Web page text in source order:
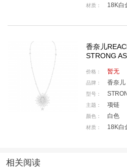
言：“我们想要创作出闪耀着
Reach for the Stars臻品珠
盈，同时具备造型感与灵活性
的单色作品，无论是纯黑、纯
宝石，皆以钻石为主角，同时
标志性符号致敬：彗星、羽翼以
材质： 18K白
香奈儿
STRONG
价格： 暂无
品牌： 香奈儿
型号：
主题： 项链
颜色： 白色
材质： 18K白
相关阅读